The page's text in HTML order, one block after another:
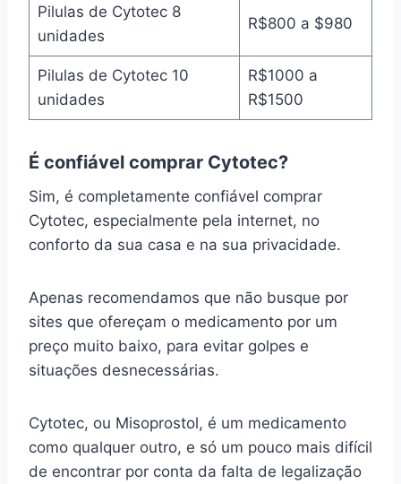
Pilulas de Cytotec 8
unidades
R$800 a $980
Pilulas de Cytotec 10
unidades
R$1000 a
R$1500
É confiável comprar Cytotec?
Sim, é completamente confiável comprar
Cytotec, especialmente pela internet, no
conforto da sua casa e na sua privacidade.
Apenas recomendamos que não busque por
sites que ofereçam o medicamento por um
preço muito baixo, para evitar golpes e
situações desnecessárias.
Cytotec, ou Misoprostol, é um medicamento
como qualquer outro, e só um pouco mais difícil
de encontrar por conta da falta de legalização